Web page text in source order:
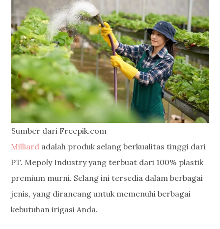
Sumber dari Freepik.com
Milliard adalah produk selang berkualitas tinggi dari
PT. Mepoly Industry yang terbuat dari 100% plastik
premium murni. Selang ini tersedia dalam berbagai
jenis, yang dirancang untuk memenuhi berbagai
kebutuhan irigasi Anda.